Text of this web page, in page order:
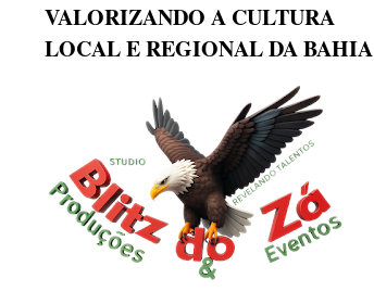
VALORIZANDO A CULTURA
LOCAL E REGIONAL DA BAHIA